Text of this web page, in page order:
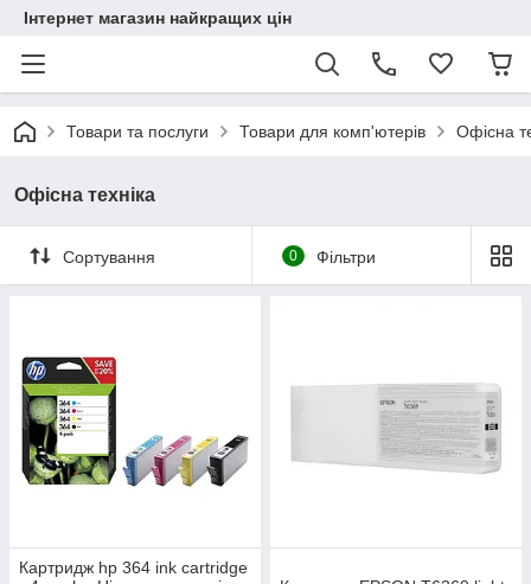
Інтернет магазин найкращих цін
Товари та послуги Товари для комп'ютерів Офісна
Офісна техніка
Сортування 0 Фільтри
Картридж hp 364 ink cartridge